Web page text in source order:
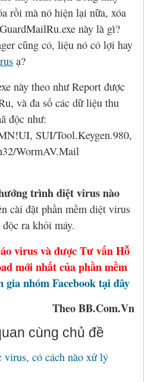
hóa
rồi mà nó hiện lại nữa, xóa
này là gì?
cũng có, liệu nó có lợi hay
ạ?
này theo như Report được
và đa số các dữ liệu thu
độc như:
SUI/Tool.Keygen.980,
WormAV.Mail
trình diệt virus nào
cài đặt phần mềm diệt virus
ra khỏi máy.
virus và được Tư vấn Hỗ
mới nhất của phần mềm
gia nhóm Facebook tại đây
Theo BB.Com.Vn
cùng chủ đề
virus, có cách nào xử lý